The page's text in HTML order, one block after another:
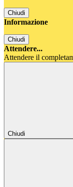
Chiudi
Informazione
Chiudi
Attendere...
Attendere il
Chiudi